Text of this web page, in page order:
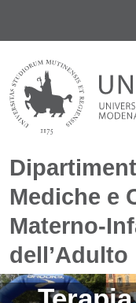
Mediche e
Materno-
dell’Adulto
Immagine